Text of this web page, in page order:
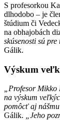
S profesorkou
dlhodobo – je
štúdium či
na obhajobách
skúsenosti sú
Gálik.
Výskum
„Profesor
na výskum
pomôcť aj
Gálik.
„Jeho